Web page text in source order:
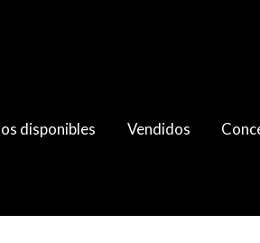
disponibles Vendidos